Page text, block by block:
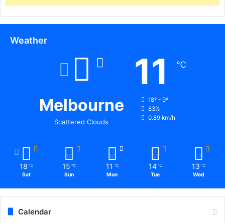
Weather
Melbourne
Scattered Clouds
11 ℃
18º - 9º
83%
0.89 km/h
18 ℃
Sat
15 ℃
Sun
11 ℃
Mon
14 ℃
Tue
13 ℃
Wed
Calendar